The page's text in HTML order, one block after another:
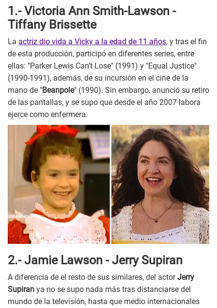
1.- Victoria Ann Smith-Lawson -
Tiffany Brissette
La actriz dio vida a Vicky a la edad de 11 años, y tras el fin
de esta producción, participó en diferentes series, entre
ellas: "Parker Lewis Can’t Lose" (1991) y "Equal Justice"
(1990-1991), además, de su incursión en el cine de la
mano de "Beanpole" (1990). Sin embargo, anunció su retiro
de las pantallas, y se supo que desde el año 2007 labora
ejerce como enfermera.
2.- Jamie Lawson - Jerry Supiran
A diferencia de el resto de sus similares, del actorJerry
Supiran ya no se supo nada más tras distanciarse del
mundo de la televisión, hasta que medio internacionales